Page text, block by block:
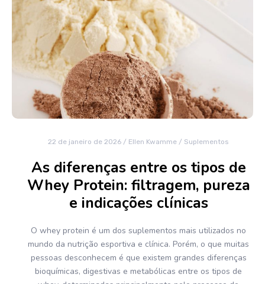
22 de janeiro de 2026 / Ellen Kwamme / Suplementos
As diferenças entre os tipos de
Whey Protein: filtragem, pureza
e indicações clínicas
O whey protein é um dos suplementos mais utilizados no
mundo da nutrição esportiva e clínica. Porém, o que muitas
pessoas desconhecem é que existem grandes diferenças
bioquímicas, digestivas e metabólicas entre os tipos de